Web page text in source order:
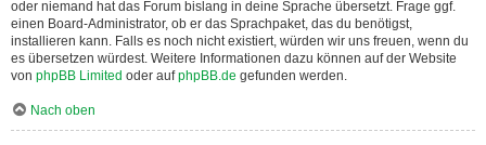
oder niemand hat das Forum bislang in deine Sprache übersetzt. Frage ggf.
einen Board-Administrator, ob er das Sprachpaket, das du benötigst,
installieren kann. Falls es noch nicht existiert, würden wir uns freuen, wenn du
es übersetzen würdest. Weitere Informationen dazu können auf der Website
von phpBB Limited oder aufphpBB.de gefunden werden.
Nach oben